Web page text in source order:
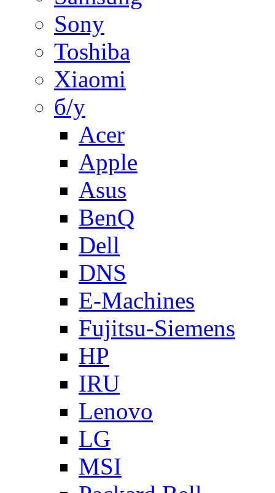
Sony
Toshiba
Xiaomi
б/у
Acer
Apple
Asus
BenQ
Dell
DNS
E-Machines
Fujitsu-Siemens
HP
IRU
Lenovo
LG
MSI